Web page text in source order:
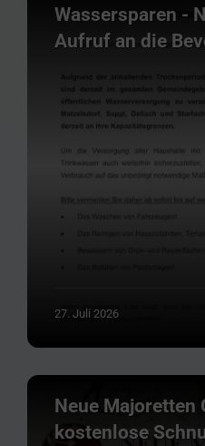
Wassersparen -
Aufruf an die
27. Juli 2026
Neue Majoretten
kostenlose